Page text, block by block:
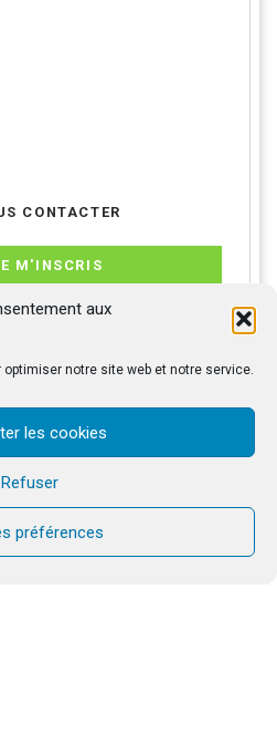
aux
notre site web et notre service.
les cookies
Refuser
préférences
CONTACTER
M'INSCRIS
rejoins-nous pour un week-
de Jésus ! »
temps de prière, échanges,
JE M'INSCRIS